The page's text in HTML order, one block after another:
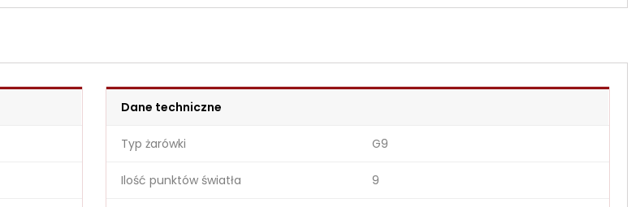
Dane techniczne
Typ żarówki G9
Ilość punktów światła 9